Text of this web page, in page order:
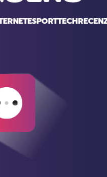
ESPORTTECH